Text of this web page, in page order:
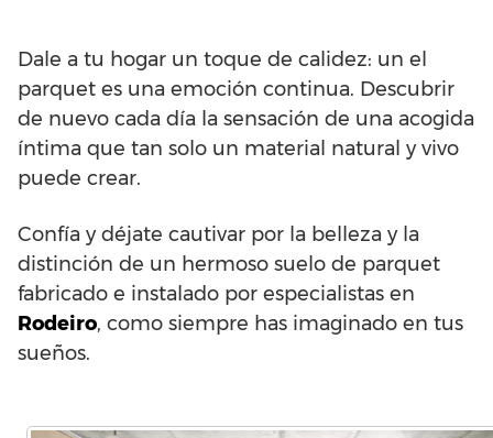
Dale a tu hogar un toque de calidez: un el
parquet es una emoción continua. Descubrir
de nuevo cada día la sensación de una acogida
íntima que tan solo un material natural y vivo
puede crear.
Confía y déjate cautivar por la belleza y la
distinción de un hermoso suelo de parquet
fabricado e instalado por especialistas en
Rodeiro, como siempre has imaginado en tus
sueños.